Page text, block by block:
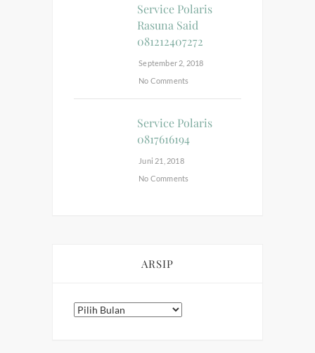
Service Polaris
Rasuna Said
081212407272
September 2, 2018
No Comments
Service Polaris
0817616194
Juni 21, 2018
No Comments
ARSIP
Arsip